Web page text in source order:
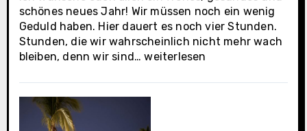
schönes neues Jahr! Wir müssen noch ein wenig
Geduld haben. Hier dauert es noch vier Stunden.
Stunden, die wir wahrscheinlich nicht mehr wach
bleiben, denn wir sind…La
(Casa
Oasis
weiterlesen